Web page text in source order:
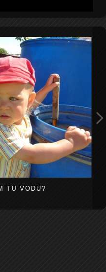
TU VODU?